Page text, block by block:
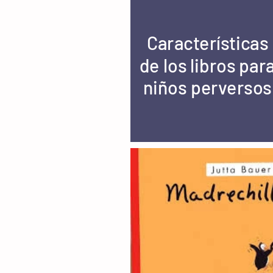
Características
de los libros
niños perversos